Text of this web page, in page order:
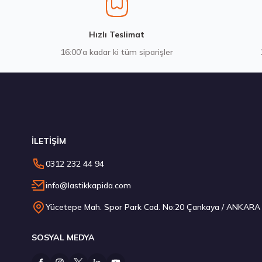
Hankook 275/30R20 97Y XL Ventus S1 evo3 K127 Yaz 2026
13.619,10 ₺
Hızlı Teslimat
16:00’a kadar ki tüm siparişler
İLETİŞİM
0312 232 44 94
info@lastikkapida.com
Yücetepe Mah. Spor Park Cad. No:20 Çankaya / ANKARA
SOSYAL MEDYA